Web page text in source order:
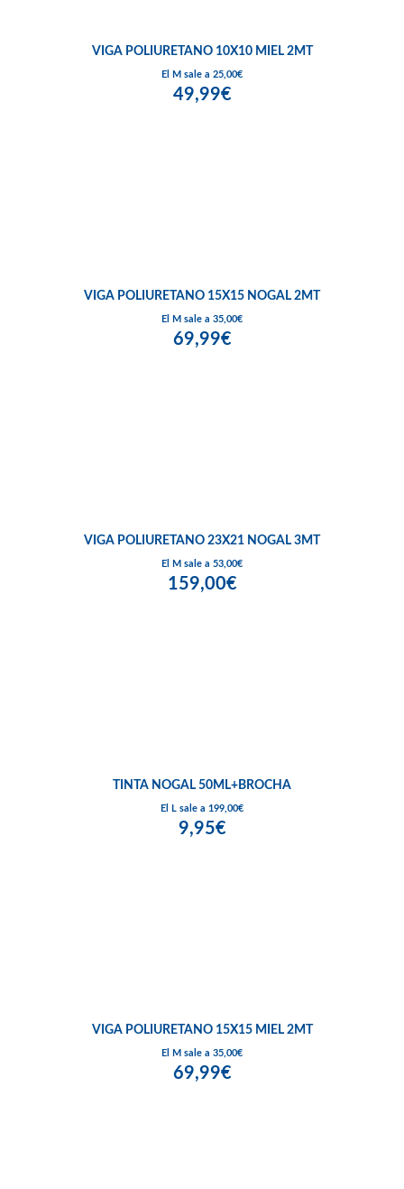
VIGA POLIURETANO 10X10 MIEL 2MT
El M sale a 25,00€
49,99€
VIGA POLIURETANO 15X15 NOGAL 2MT
El M sale a 35,00€
69,99€
VIGA POLIURETANO 23X21 NOGAL 3MT
El M sale a 53,00€
159,00€
TINTA NOGAL 50ML+BROCHA
El L sale a 199,00€
9,95€
VIGA POLIURETANO 15X15 MIEL 2MT
El M sale a 35,00€
69,99€